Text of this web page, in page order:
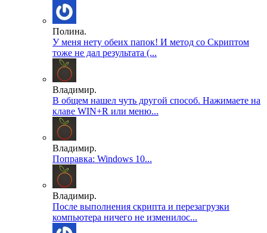
Полина.
У меня нету обеих папок! И метод со Скриптом
тоже не дал результата (...
Владимир.
В общем нашел чуть другой способ. Нажимаете на
клаве WIN+R или меню...
Владимир.
Поправка: Windows 10...
Владимир.
После выполнения скрипта и перезагрузки
компьютера ничего не изменилос...